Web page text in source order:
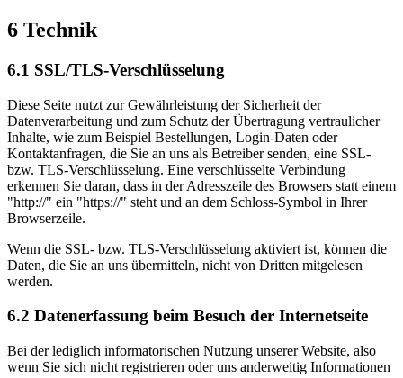
6 Technik
6.1 SSL/TLS-Verschlüsselung
Diese Seite nutzt zur Gewährleistung der Sicherheit der
Datenverarbeitung und zum Schutz der Übertragung vertraulicher
Inhalte, wie zum Beispiel Bestellungen, Login-Daten oder
Kontaktanfragen, die Sie an uns als Betreiber senden, eine SSL-
bzw. TLS-Verschlüsselung. Eine verschlüsselte Verbindung
erkennen Sie daran, dass in der Adresszeile des Browsers statt einem
"http://" ein "https://" steht und an dem Schloss-Symbol in Ihrer
Browserzeile.
Wenn die SSL- bzw. TLS-Verschlüsselung aktiviert ist, können die
Daten, die Sie an uns übermitteln, nicht von Dritten mitgelesen
werden.
6.2 Datenerfassung beim Besuch der Internetseite
Bei der lediglich informatorischen Nutzung unserer Website, also
wenn Sie sich nicht registrieren oder uns anderweitig Informationen